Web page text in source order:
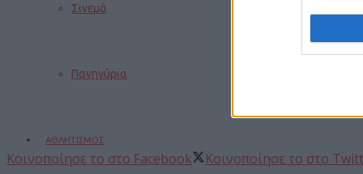
Σινεμά
Πανηγύρια
ΑΘΛΗΤΙΣΜΟΣ
Κοινοποίησε το στο Facebook Κοινοποίησε το στο